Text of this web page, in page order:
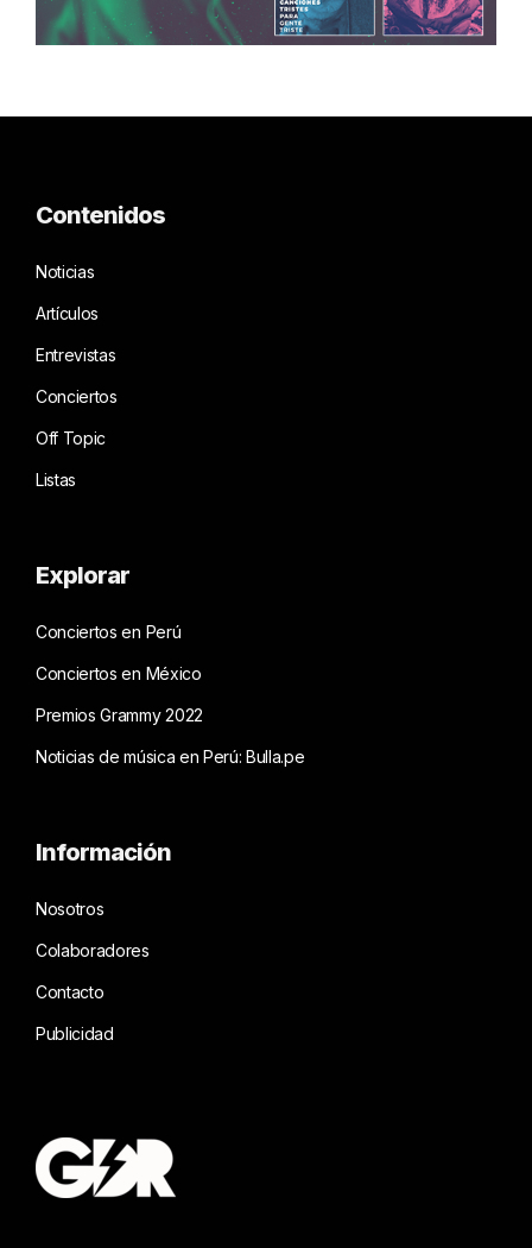
Contenidos
Noticias
Artículos
Entrevistas
Conciertos
Off Topic
Listas
Explorar
Conciertos en Perú
Conciertos en México
Premios Grammy 2022
Noticias de música en Perú: Bulla.pe
Información
Nosotros
Colaboradores
Contacto
Publicidad